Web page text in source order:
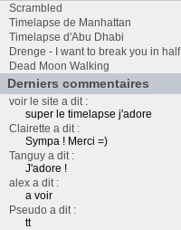
Scrambled
Timelapse de Manhattan
Timelapse d'Abu Dhabi
Drenge - I want to break you in half
Dead Moon Walking
Derniers commentaires
voir le site a dit :
super le timelapse j'adore
Clairette a dit :
Sympa ! Merci =)
Tanguy a dit :
J'adore !
alex a dit :
a voir
Pseudo a dit :
tt